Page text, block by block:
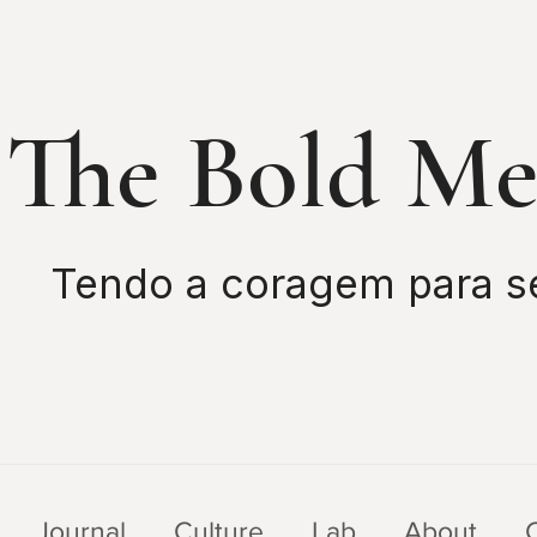
Tendo a coragem para
The Bold
Journal Culture Lab About